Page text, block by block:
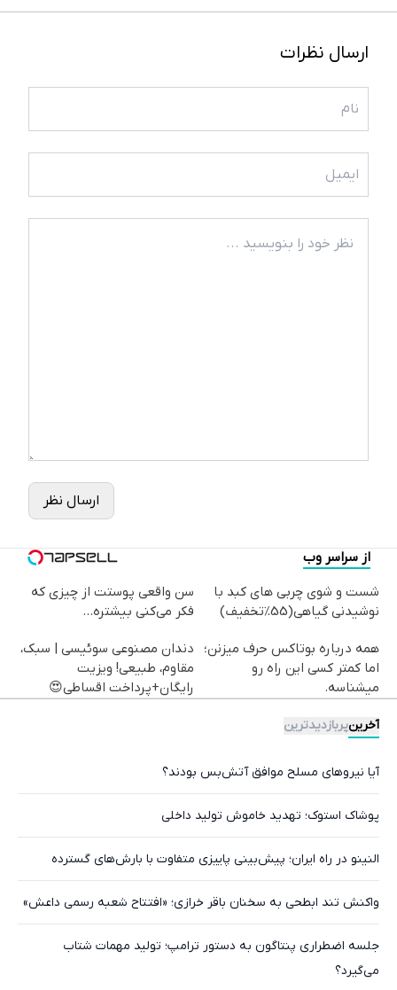
ارسال نظرات
ارسال نظر
از سراسر وب
شست و شوی چربی های کبد با
نوشیدنی گیاهی(55%تخفیف)
سن واقعی پوستت از چیزی که
فکر می‌کنی بیشتره...
همه درباره بوتاکس حرف میزنن؛
اما کمتر کسی این راه رو
میشناسه.
دندان مصنوعی سوئیسی | سبک،
مقاوم، طبیعی! ویزیت
رایگان+پرداخت اقساطی😍
آخرینپربازدیدترین
آیا نیروهای مسلح موافق آتش‌بس بودند؟
پوشاک استوک؛ تهدید خاموش تولید داخلی
النینو در راه ایران؛ پیش‌بینی پاییزی متفاوت با بارش‌های گسترده
واکنش تند ابطحی به سخنان باقر خرازی؛ «افتتاح شعبه رسمی داعش»
جلسه اضطراری پنتاگون به دستور ترامپ؛ تولید مهمات شتاب
می‌گیرد؟